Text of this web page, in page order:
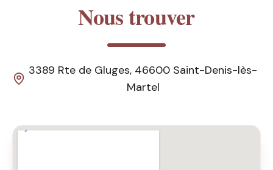
Nous trouver
3389 Rte de Gluges, 46600 Saint-Denis-lès-
Martel